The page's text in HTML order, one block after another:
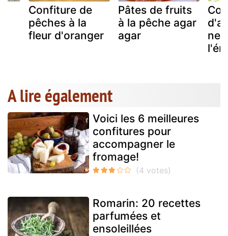
Confiture de
pêches à la
fleur d'oranger
Pâtes de fruits
à la pêche agar
agar
A lire également
Voici les 6 meilleures
confitures pour
accompagner le
fromage!
Romarin: 20 recettes
parfumées et
ensoleillées